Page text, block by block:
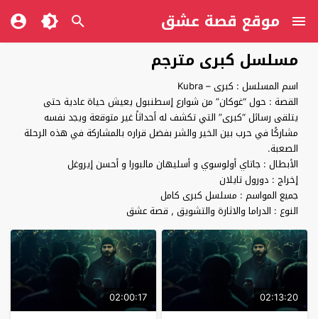
موقع قصة عشق
مسلسل كبرى مترجم
اسم المسلسل : كبرى – Kubra
القصة : حول “غوكان” من شوارع إسطنبول يعيش حياة عادية حتى
يتلقى رسائل “كبرى” التي تكشف له أحداثاً غير متوقعة ويجد نفسه
مشاركًا في حرب بين الخير والشر بفضل قراره بالمشاركة في هذه الرحلة
الصعبة.
الأبطال : جاتاي أولوسوي و أسليهان مالبورا و أحسن إيروغل
إخراج : دورول تايلان
جميع المواسم : مسلسل كبرى كامل
النوع : الدراما والاثارة والتشويق , قصة عشق
02:13:20
02:00:17